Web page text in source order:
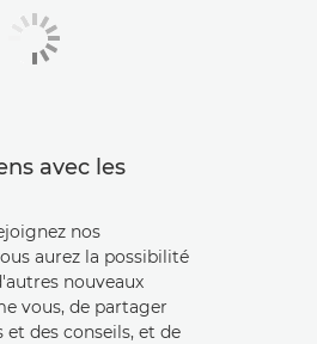
avec les
nos
aurez la possibilité
nouveaux
vous, de partager
et des conseils, et de